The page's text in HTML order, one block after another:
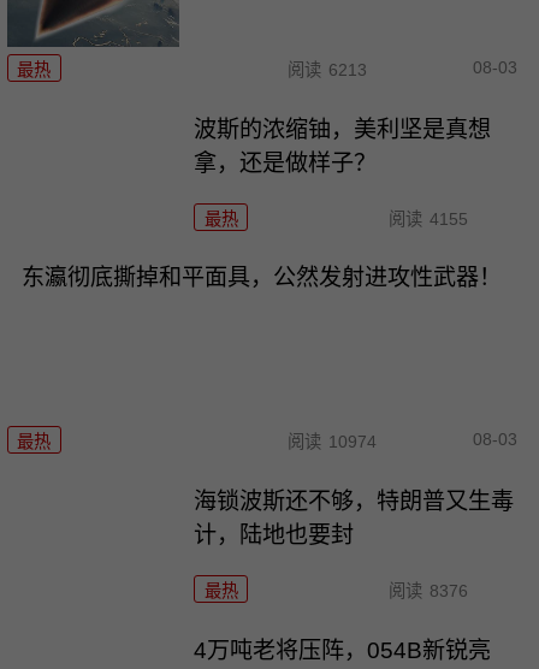
最热 阅读 6213 08-03
波斯的浓缩铀，美利坚是真想
拿，还是做样子？
最热 阅读 4155
东瀛彻底撕掉和平面具，公然发射进攻性武器！
最热 阅读 10974 08-03
海锁波斯还不够，特朗普又生毒
计，陆地也要封
最热 阅读 8376
4万吨老将压阵，054B新锐亮